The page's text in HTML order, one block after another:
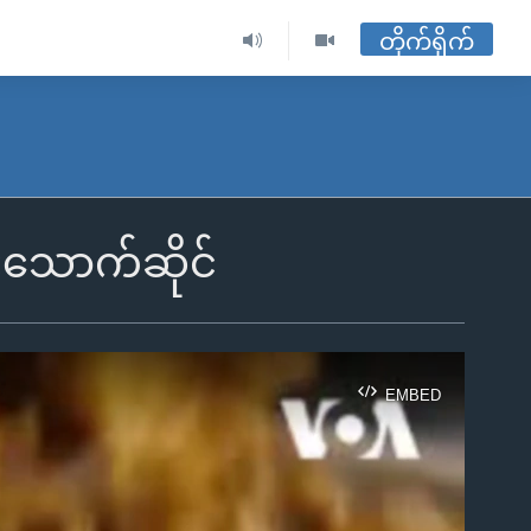
တိုက်ရိုက်
သောက်ဆိုင်
EMBED